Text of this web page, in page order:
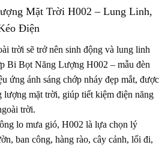
Mặt Trời H002 – Lung Linh,
Điện
trời sẽ trở nên sinh động và lung linh
Bi Bọt Năng Lượng H002 – mẫu đèn
ứng ánh sáng chớp nháy đẹp mắt, được
lượng mặt trời, giúp tiết kiệm điện năng
trời.
lo mưa gió, H002 là lựa chọn lý
ban công, hàng rào, cây cảnh, lối đi,